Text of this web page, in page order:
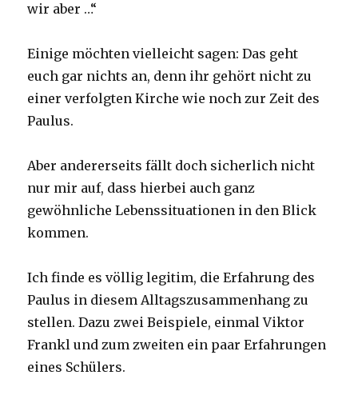
wir aber …“
Einige möchten vielleicht sagen: Das geht
euch gar nichts an, denn ihr gehört nicht zu
einer verfolgten Kirche wie noch zur Zeit des
Paulus.
Aber andererseits fällt doch sicherlich nicht
nur mir auf, dass hierbei auch ganz
gewöhnliche Lebenssituationen in den Blick
kommen.
Ich finde es völlig legitim, die Erfahrung des
Paulus in diesem Alltagszusammenhang zu
stellen. Dazu zwei Beispiele, einmal Viktor
Frankl und zum zweiten ein paar Erfahrungen
eines Schülers.